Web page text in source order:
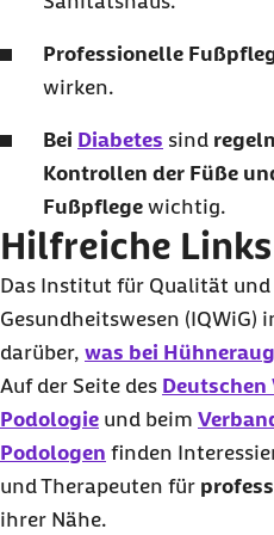
Professionelle
wirken.
Bei Diabetes sind
Kontrollen der Füße
Fußpflege wichtig.
Hilfreiche Links
Das Institut für Qualität
Gesundheitswesen
darüber, was bei
Auf der Seite des
Podologie und beim
Podologen finden
und Therapeuten für
ihrer Nähe.